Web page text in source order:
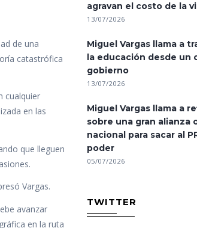
de una
catastrófica
cualquier
en las
que lleguen
Vargas.
avanzar
en la ruta
agravan el costo de la
13/07/2026
Miguel Vargas llama a
la educación desde un
gobierno
13/07/2026
Miguel Vargas llama a
sobre una gran alianza
nacional para sacar al
poder
05/07/2026
TWITTER